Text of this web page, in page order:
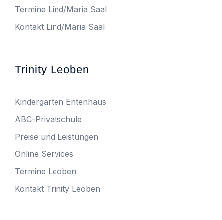
Termine Lind/Maria Saal
Kontakt Lind/Maria Saal
Trinity Leoben
Kindergarten Entenhaus
ABC-Privatschule
Preise und Leistungen
Online Services
Termine Leoben
Kontakt Trinity Leoben